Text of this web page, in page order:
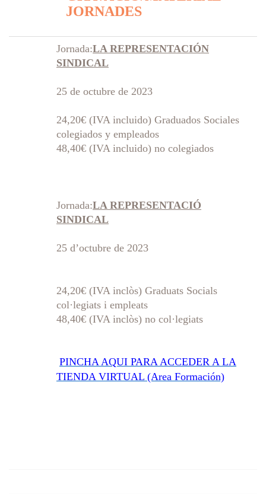
JORNADES
Jornada:LA REPRESENTACIÓN
SINDICAL
25 de octubre de 2023
24,20€ (IVA incluido) Graduados Sociales
colegiados y empleados
48,40€ (IVA incluido) no colegiados
Jornada:LA REPRESENTACIÓ
SINDICAL
25 d’octubre de 2023
24,20€ (IVA inclòs) Graduats Socials
col·legiats i empleats
48,40€ (IVA inclòs) no col·legiats
PINCHA AQUI PARA ACCEDER A LA
TIENDA VIRTUAL (Area Formación)